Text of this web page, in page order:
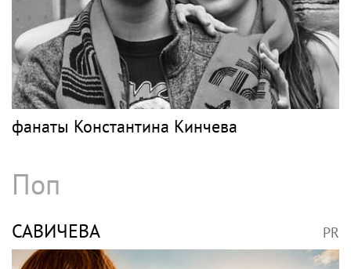
фанаты Константина Кинчева
Поп
САВИЧЕВА PR